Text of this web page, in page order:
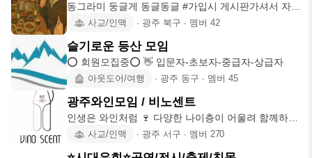
동그라미 둥글게 동글동글 #가입시 게시판가셔서 자소
작성 필수항목 (성별
사교/인맥 ∙ 광주 북구 ∙ 멤버 42
슬기로운 등산 모임
⭕️ 회원모집중⭕️ 👋 입문자-초보자-중급자-상급자
아웃도어/여행 ∙ 광주 동구 ∙ 멤버 45
광주와인모임 / 비노센트
인생은 와인처럼 🍷 다양한 나이층이 어울려 함께하는
와인모임 *닉네임
사교/인맥 ∙ 광주 서구 ∙ 멤버 270